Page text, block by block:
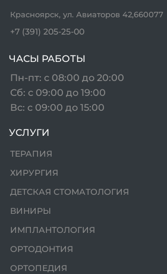
Красноярск, ул. Авиаторов 42,660077
+7 (391) 205-25-00
ЧАСЫ РАБОТЫ
Пн-пт: с 08:00 до 20:00
Сб: с 09:00 до 19:00
Вс: с 09:00 до 15:00
УСЛУГИ
ТЕРАПИЯ
ХИРУРГИЯ
ДЕТСКАЯ СТОМАТОЛОГИЯ
ВИНИРЫ
ИМПЛАНТОЛОГИЯ
ОРТОДОНТИЯ
ОРТОПЕДИЯ